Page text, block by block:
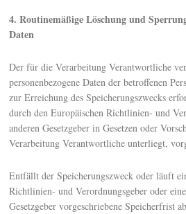
4. Routinemäßige Löschung und
Daten
Der für die Verarbeitung Verantwortliche
personenbezogene Daten der betroffenen
zur Erreichung des Speicherungszwecks
durch den Europäischen Richtlinien- und
anderen Gesetzgeber in Gesetzen oder
Verarbeitung Verantwortliche unterliegt,
Entfällt der Speicherungszweck oder läuft
Richtlinien- und Verordnungsgeber oder
Gesetzgeber vorgeschriebene Speicherfrist